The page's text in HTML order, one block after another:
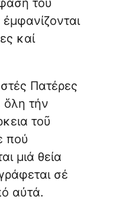
καί
Πατέρες
ὅλη τήν
τοῦ
πού
μιά θεία
σέ
αὐτά.